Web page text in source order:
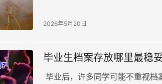
2026年5月20日
毕业生档案存放哪里最稳
毕业后，许多同学可能不重视